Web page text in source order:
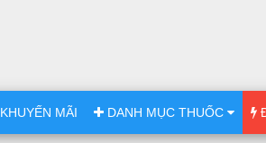
KHUYẾN MÃI DANH MỤC THUỐC